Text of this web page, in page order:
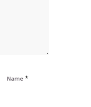
Name *